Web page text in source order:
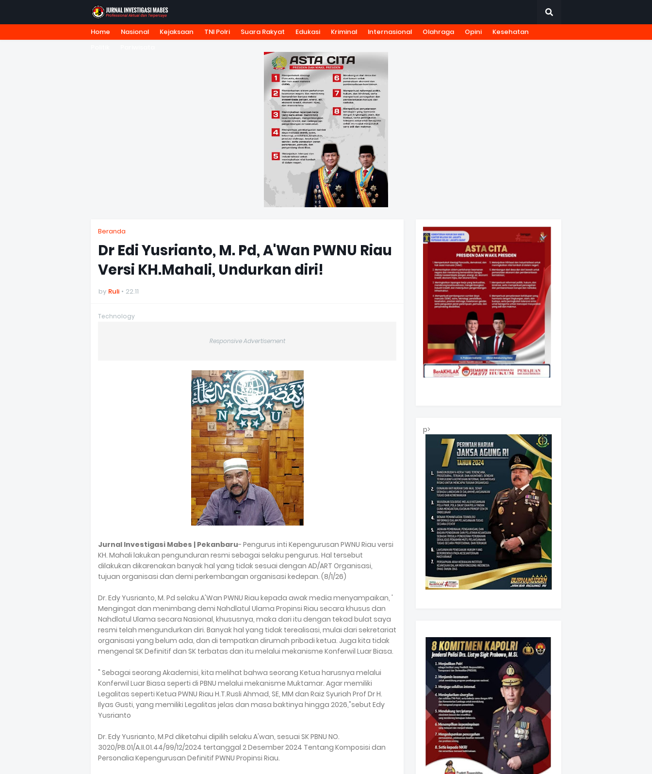
HOME TENTANG KAMI REDAKSI TARIF IKLAN PEDOMAN MEDIA SIBER KODE ETIK JURNALISTIK
Home Nasional Kejaksaan TNI Polri Suara Rakyat Edukasi Kriminal Internasional Olahraga Opini
Kesehatan
Beranda
Dr Edi Yusrianto, M. Pd, A'Wan PWNU Riau
Versi KH.Mahali, Undurkan diri!
by Ruli 22.11
Technology
Responsive Advertisement
Jurnal Investigasi Mabes | Pekanbaru- Pengurus inti Kepengurusan PWNU Riau versi
KH. Mahali lakukan pengunduran resmi sebagai selaku pengurus. Hal tersebut
dilakukan dikarenakan banyak hal yang tidak sesuai dengan AD/ART Organisasi,
tujuan organisasi dan demi perkembangan organisasi kedepan. (8/1/26)
Dr. Edy Yusrianto, M. Pd selaku A'Wan PWNU Riau kepada awak media menyampaikan, '
Mengingat dan menimbang demi Nahdlatul Ulama Propinsi Riau secara khusus dan
Nahdlatul Ulama secara Nasional, khususnya, maka dari itu dengan tekad bulat saya
resmi telah mengundurkan diri. Banyak hal yang tidak terealisasi, mulai dari sekretariat
organisasi yang belum ada, dan di tempatkan dirumah pribadi ketua. Juga kita tidak
mengenal SK Definitif dan SK terbatas dan itu melalui mekanisme Konferwil Luar Biasa.
" Sebagai seorang Akademisi, kita melihat bahwa seorang Ketua harusnya melalui
Konferwil Luar Biasa seperti di PBNU melalui mekanisme Muktamar. Agar memiliki
Legalitas seperti Ketua PWNU Riau H.T.Rusli Ahmad, SE, MM dan Raiz Syuriah Prof Dr H.
Ilyas Gusti, yang memiliki Legalitas jelas dan masa baktinya hingga 2026,"sebut Edy
Yusrianto
Dr. Edy Yusrianto, M.Pd diketahui dipilih selaku A'wan, sesuai SK PBNU NO.
3020/PB.01/A.II.01.44/99/12/2024 tertanggal 2 Desember 2024 Tentang Komposisi dan
Personalia Kepengurusan Definitif PWNU Propinsi Riau.
p>